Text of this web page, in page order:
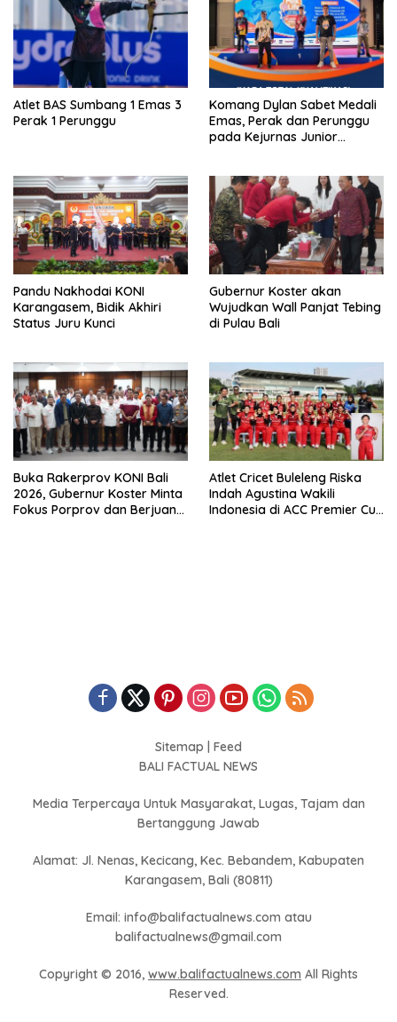
Atlet BAS Sumbang 1 Emas 3
Perak 1 Perunggu
Komang Dylan Sabet Medali
Emas, Perak dan Perunggu
pada Kejurnas Junior
Pandu Nakhodai KONI
Karangasem, Bidik Akhiri
Status Juru Kunci
Gubernur Koster akan
Wujudkan Wall Panjat Tebing
di Pulau Bali
Buka Rakerprov KONI Bali
2026, Gubernur Koster Minta
Fokus Porprov dan Berjuang
Atlet Cricet Buleleng Riska
Indah Agustina Wakili
Indonesia di ACC Premier Cup
Sitemap
Feed
BALI FACTUAL NEWS
Media Terpercaya Untuk Masyarakat, Lugas, Tajam dan
Bertanggung Jawab
Alamat: Jl. Nenas, Kecicang, Kec. Bebandem, Kabupaten
Karangasem, Bali (80811)
Email: info@balifactualnews.com atau
balifactualnews@gmail.com
Copyright © 2016, www.balifactualnews.com All Rights
Reserved.